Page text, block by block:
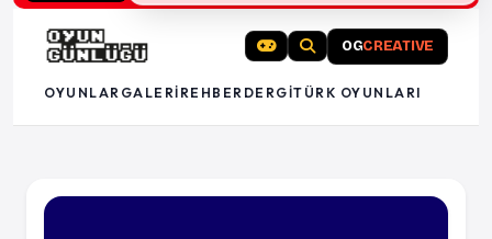
OGCREATIVE
OYUNLAR GALERI REHBER DERGITÜRK OYUNLARI